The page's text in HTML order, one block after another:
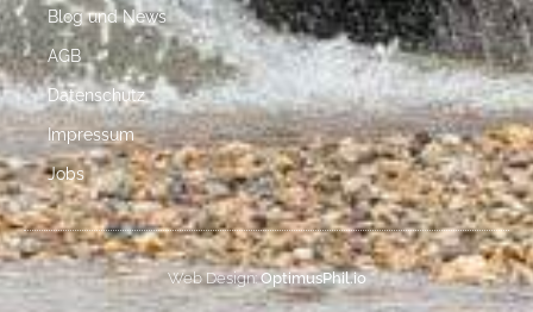
Blog und News
AGB
Datenschutz
Impressum
Jobs
Web Design:OptimusPhil.io